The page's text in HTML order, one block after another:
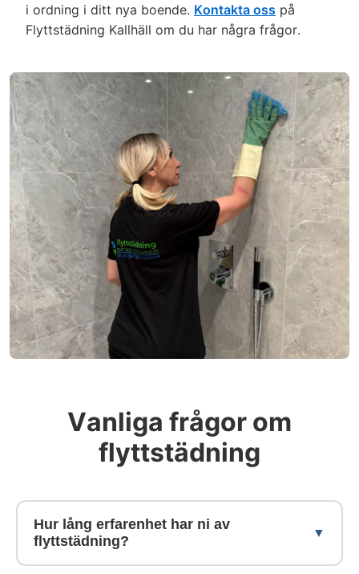
i ordning i ditt nya boende. Kontakta oss på
Flyttstädning Kallhäll om du har några frågor.
Vanliga frågor om
flyttstädning
Hur lång erfarenhet har ni av
flyttstädning?